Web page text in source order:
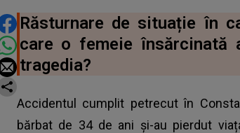
ARTICOLUL
Răsturnare de situație în
care o femeie însărcinată
tragedia?
Accidentul cumplit petrecut în
bărbat de 34 de ani și-au pierdut